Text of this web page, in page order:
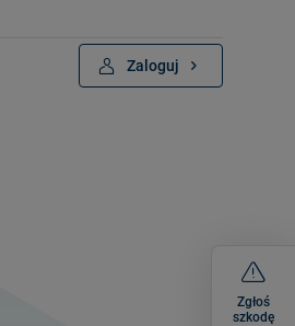
Zaloguj
Zgłoś
szkodę